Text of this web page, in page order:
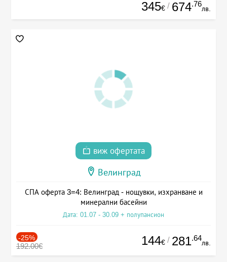
345€ / 674.76
лв.
виж офертата
Велинград
СПА оферта 3=4: Велинград - нощувки, изхранване и
минерални басейни
Дата: 01.07 - 30.09 + полупансион
-25%
192.00€ 144€ / 281.64
лв.